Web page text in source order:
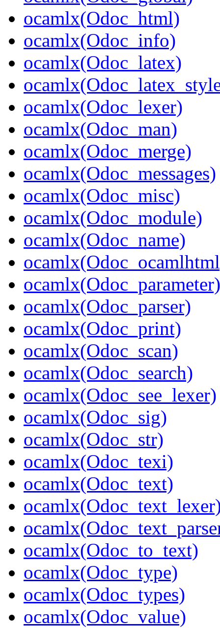
ocamlx(Odoc_html)
ocamlx(Odoc_info)
ocamlx(Odoc_latex)
ocamlx(Odoc_lexer)
ocamlx(Odoc_man)
ocamlx(Odoc_merge)
ocamlx(Odoc_messages)
ocamlx(Odoc_misc)
ocamlx(Odoc_module)
ocamlx(Odoc_name)
ocamlx(Odoc_parameter)
ocamlx(Odoc_parser)
ocamlx(Odoc_print)
ocamlx(Odoc_scan)
ocamlx(Odoc_search)
ocamlx(Odoc_see_lexer)
ocamlx(Odoc_sig)
ocamlx(Odoc_str)
ocamlx(Odoc_texi)
ocamlx(Odoc_text)
ocamlx(Odoc_to_text)
ocamlx(Odoc_type)
ocamlx(Odoc_types)
ocamlx(Odoc_value)